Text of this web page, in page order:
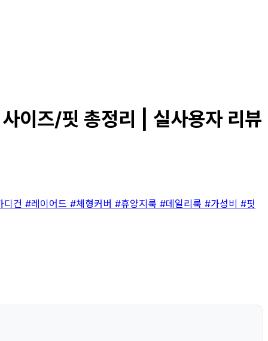
이즈/핏 총정리 | 실사용자 리뷰
디건 #레이어드 #체형커버 #휴양지룩 #데일리룩 #가성비 #핏